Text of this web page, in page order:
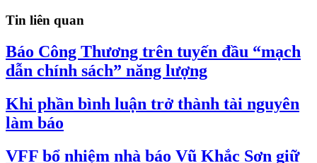
Tin liên quan
Báo Công Thương trên tuyến đầu “mạch
dẫn chính sách” năng lượng
Khi phần bình luận trở thành tài nguyên
làm báo
VFF bổ nhiệm nhà báo Vũ Khắc Sơn giữ